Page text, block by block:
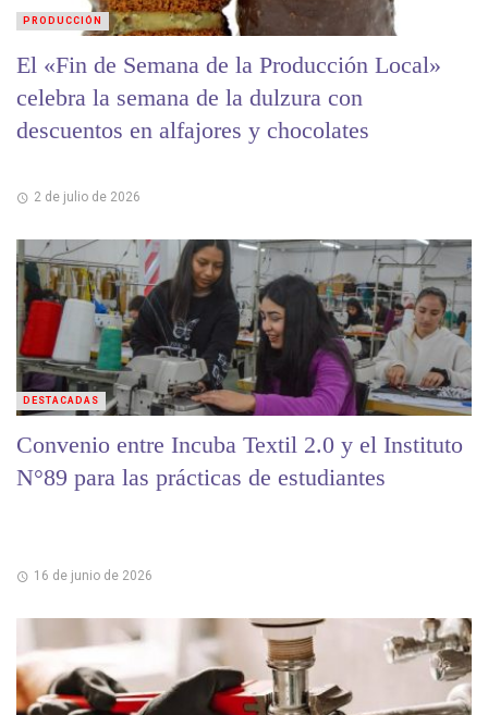
El «Fin de Semana de la Producción Local»
celebra la semana de la dulzura con
descuentos en alfajores y chocolates
2 de julio de 2026
PRODUCCIÓN
Convenio entre Incuba Textil 2.0 y el Instituto
N°89 para las prácticas de estudiantes
16 de junio de 2026
DESTACADAS